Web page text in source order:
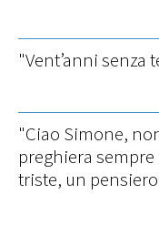
"Vent’anni senza
"Ciao Simone,
preghiera
triste, un